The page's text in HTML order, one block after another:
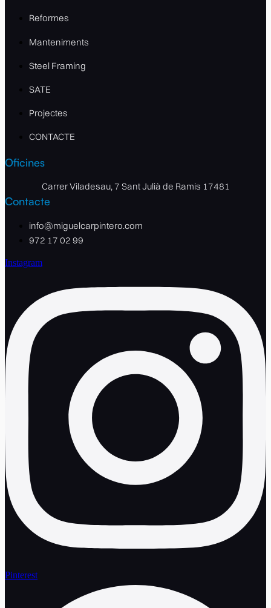
Reformes
Manteniments
Steel Framing
SATE
Projectes
CONTACTE
Oficines
Carrer Viladesau, 7 Sant Julià de Ramis 17481
Contacte
info@miguelcarpintero.com
972 17 02 99
Instagram
Pinterest